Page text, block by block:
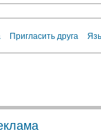
Пригласить друга